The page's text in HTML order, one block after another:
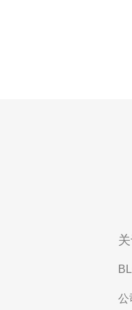
公